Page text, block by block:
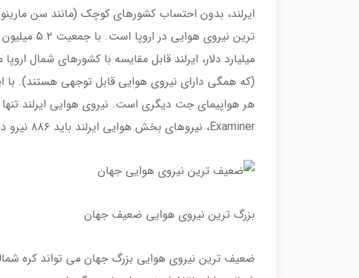
ایرلند، بدون احتساب کشورهای کوچک (مانند سن
میلیارد دلار، ایرلند قابل مقایسه با کشورهای شمال
(که همگی دارای نیروی هوایی قابل توجهی هستند). با
Examiner، نیروهای بخش هوایی ایرلند باید ۸۸۶ نیرو داشته باشد، اما فقط ۶۳۸ پرسنل دارد.
بزرگ ترین نیروی هوایی ضعیف جهان
ضعیف ترین نیروی هوایی بزرگ جهان می تواند کره